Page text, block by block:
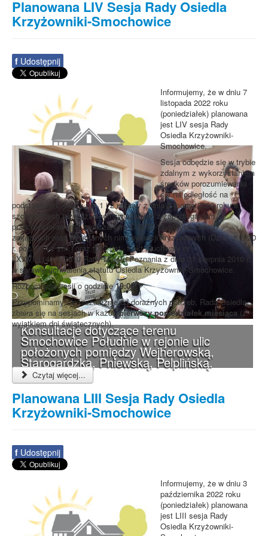
Konsultacje dotyczące terenu
Smochowice Południe w rejonie ulic
położonych pomiędzy Wejherowską,
Starogardzką, Pniewską, Pelplińską.
Planowana LIV Sesja Rady Osiedla
Krzyżowniki-Smochowice
f Udostępnij
Informujemy, że w dniu 7
listopada 2022 roku
(poniedziałek) planowana
jest LIV sesja Rady
Osiedla Krzyżowniki-
Smochowice.
Sesja odbędzie się w trybie
zdalnym z wykorzystaniem
środków porozumiewania
się na odległość na
podstawie art. 15zzx ust.1 i 2 ustawy z dnia 2 marca 2020 roku o
szczególnych rozwiązaniach związanych z zapobieganiem,
przeciwdziałaniem i zwalczaniem COVID-19, innych chorób
zakaźnych oraz wywołanych nimi sytuacji kryzysowych (Dz.U. z 2020
r. poz. 374 z zm.) oraz § 27 ust. 1 pkt 2 uchwały nr
LXXVI/1148/V/2010 Rady Miasta Poznania z dnia 31 sierpnia 2010 r.
w sprawie uchwalenia statutu Osiedla Krzyżowniki-Smochowice.
Rozpoczęcie sesji o godzinie19:00.
Przypominamy, że niezależnie od doraźnych potrzeb, Rada Osiedla
zbiera się na sesjach w każdypierwszy poniedziałek miesiąca (z
wyjątkiem dni świątecznych).
Czytaj więcej...
Planowana LIII Sesja Rady Osiedla
Krzyżowniki-Smochowice
f Udostępnij
Informujemy, że w dniu 3
października 2022 roku
(poniedziałek) planowana
jest LIII sesja Rady
Osiedla Krzyżowniki-